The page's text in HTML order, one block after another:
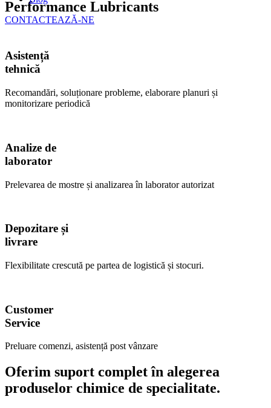
CONTACTEAZĂ-NE
Performance Lubricants
Asistență
tehnică
Recomandări, soluționare probleme, elaborare planuri și
monitorizare periodică
Analize de
laborator
Prelevarea de mostre și analizarea în laborator autorizat
Depozitare și
livrare
Flexibilitate crescută pe partea de logistică și stocuri.
Customer
Service
Preluare comenzi, asistență post vânzare
Oferim suport complet în alegerea
produselor chimice de specialitate.